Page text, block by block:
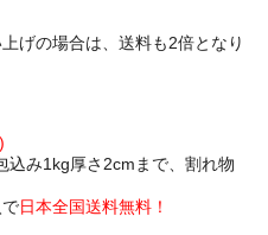
げの場合は、送料も2倍となり
み1kg厚さ2cmまで、割れ物
日本全国送料無料！